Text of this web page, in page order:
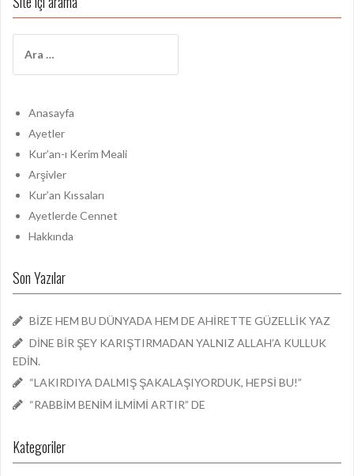
a
a
Anasayfa
Ayetler
Kur’an-ı Kerim Meali
Arşivler
Kur’an Kıssaları
Ayetlerde Cennet
Hakkında
Son Yazılar
BİZE HEM BU DÜNYADA HEM DE AHİRETTE GÜZELLİK YAZ
DİNE BİR ŞEY KARIŞTIRMADAN YALNIZ ALLAH’A KULLUK
EDİN.
“LAKIRDIYA DALMIŞ ŞAKALAŞIYORDUK, HEPSİ BU!”
“RABBİM BENİM İLMİMİ ARTIR” DE
Kategoriler